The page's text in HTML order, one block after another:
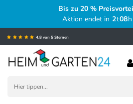
Bis zu 20 %
Aktion endet in 2t08h
4,8 von 5 Sternen